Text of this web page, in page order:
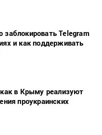
Telegram
и как поддерживать
в Крыму реализуют
проукраинских